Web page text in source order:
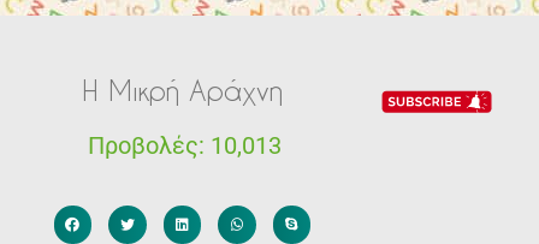
Η Μικρή Αράχνη
Προβολές: 10,013